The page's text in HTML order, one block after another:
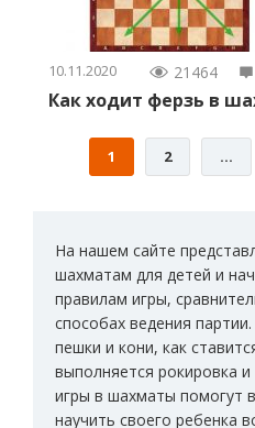
10.11.2020 21464
Как ходит ферзь в
1 2 …
На нашем сайте
шахматам для детей и
правилам игры,
способах ведения
пешки и кони, как
выполняется рокировка
игры в шахматы помогут
научить своего ребенка